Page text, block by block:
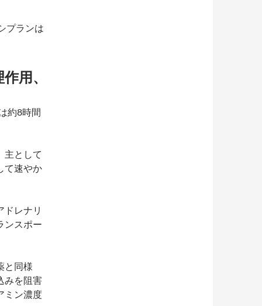
プランは
用、
約8時間
主として
て速やか
ドレナリ
ンスポー
と同様
みを阻害
ミン濃度